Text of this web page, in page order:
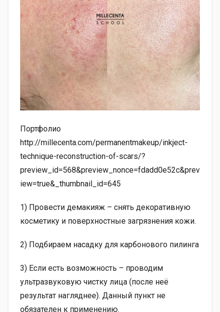
Портфолио
http://millecenta.com/permanentmakeup/inkject-
technique-reconstruction-of-scars/?
preview_id=568&preview_nonce=fdadd0e52c&prev
iew=true&_thumbnail_id=645
1) Провести демакияж – снять декоративную
косметику и поверхностные загрязнения кожи.
2) Подбираем насадку для карбонового пилинга
3) Если есть возможность – проводим
ультразвуковую чистку лица (после неё
результат нагляднее). Данный пункт не
обязателен к применению.